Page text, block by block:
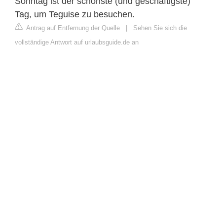
Tag, um Teguise zu besuchen.
Antrag auf Entfernung der Quelle | Sehen Sie sich die
vollständige Antwort auf urlaubsguide.de an